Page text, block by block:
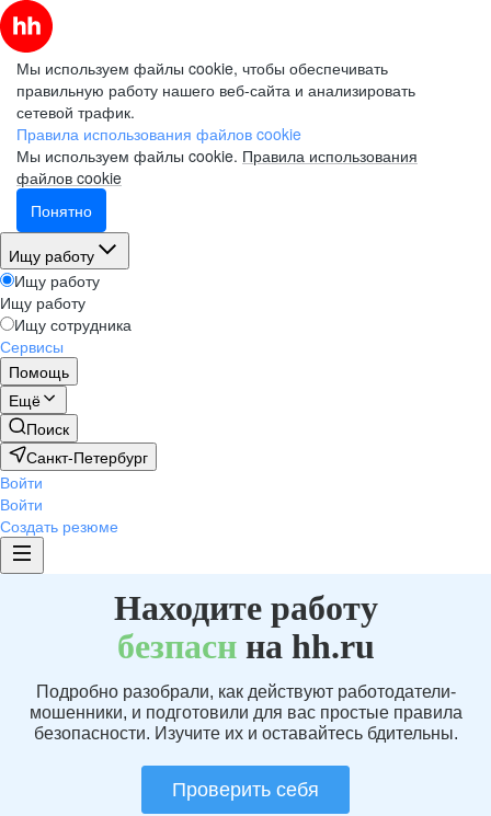
Мы используем файлы cookie, чтобы обеспечивать
правильную работу нашего веб-сайта и анализировать
сетевой трафик.
Правила использования файлов cookie
Мы используем файлы cookie. Правила использования
файлов cookie
Понятно
Ищу работу
Ищу работу
Ищу работу
Ищу сотрудника
Сервисы
Помощь
Ещё
Поиск
Санкт-Петербург
Войти
Войти
Создать резюме
Находите работу
безпаснна hh.ru
Подробно разобрали, как действуют работодатели-
мошенники, и подготовили для вас простые правила
безопасности. Изучите их и оставайтесь бдительны.
Проверить себя